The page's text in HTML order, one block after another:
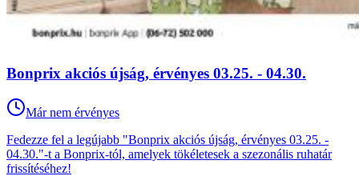
Bonprix akciós újság, érvényes 03.25. - 04.30.
Már nem érvényes
Fedezze fel a legújabb "Bonprix akciós újság, érvényes 03.25. -
04.30."-t a Bonprix-tól, amelyek tökéletesek a szezonális ruhatár
frissítéséhez!